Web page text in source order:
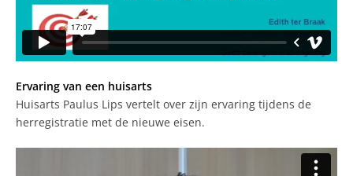
Ervaring van een huisarts
Huisarts Paulus Lips vertelt over zijn ervaring tijdens de
herregistratie met de nieuwe eisen.